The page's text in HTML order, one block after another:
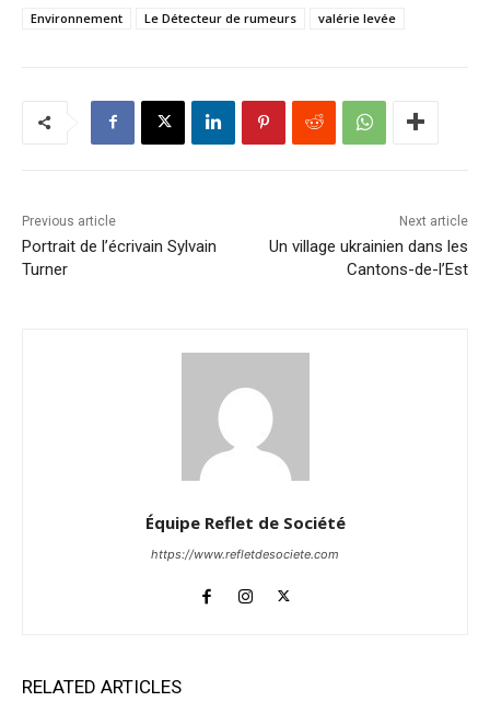
Environnement Le Détecteur de rumeurs valérie levée
Previous article
Portrait de l’écrivain Sylvain
Turner
Next article
Un village ukrainien dans les
Cantons-de-l’Est
Équipe Reflet de Société
https://www.refletdesociete.com
RELATED ARTICLES